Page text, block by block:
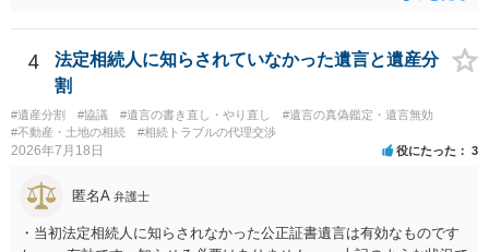
能と思われます。時間が思った以上にないので必要書類をてきぱきと
揃える必要があります。その点是非御注意ください。
4
法定相続人に知らされていなかった遺言と遺産分
割
#遺産分割 #協議 #遺言の書き直し・やり直し
#遺言の真偽鑑定・遺言無効
#不動産・土地の相続
#相続トラブルの代理交渉
2026年7月18日 役にたった 3
匿名A 弁護士
・当初法定相続人に知らされなかった公正証書遺言は有効なものです